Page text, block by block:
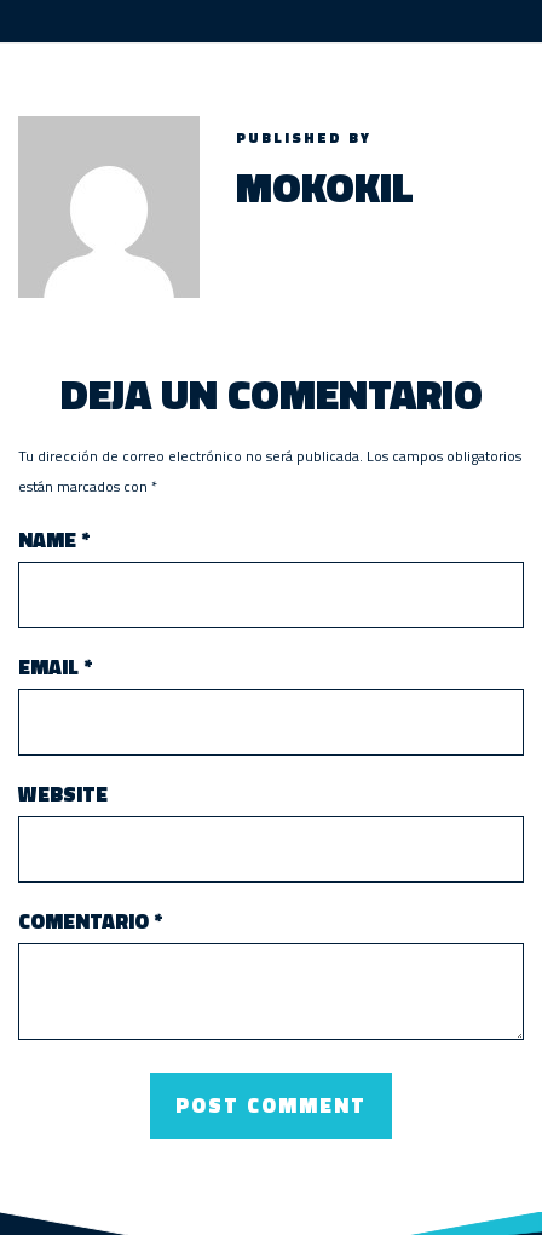
PUBLISHED BY
MOKOKIL
DEJA UN COMENTARIO
Tu dirección de correo electrónico no será publicada. Los campos obligatorios
están marcados con *
NAME*
EMAIL*
WEBSITE
COMENTARIO*